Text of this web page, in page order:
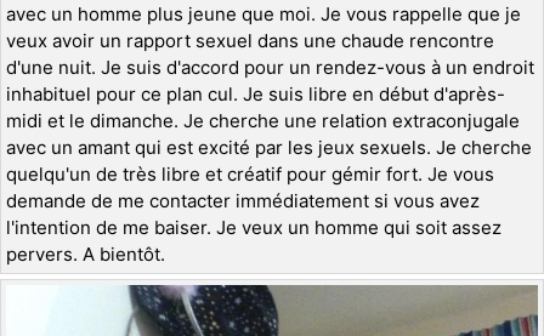
avec un homme plus jeune que moi. Je vous rappelle que je
veux avoir un rapport sexuel dans une chaude rencontre
d'une nuit. Je suis d'accord pour un rendez-vous à un endroit
inhabituel pour ce plan cul. Je suis libre en début d'après-
midi et le dimanche. Je cherche une relation extraconjugale
avec un amant qui est excité par les jeux sexuels. Je cherche
quelqu'un de très libre et créatif pour gémir fort. Je vous
demande de me contacter immédiatement si vous avez
l'intention de me baiser. Je veux un homme qui soit assez
pervers. A bientôt.